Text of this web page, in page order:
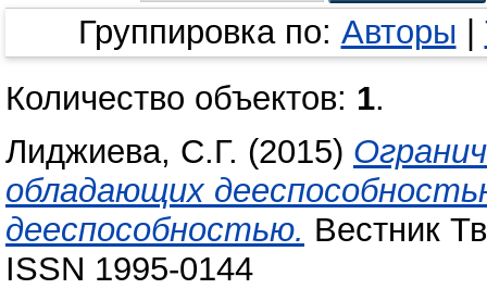
Группировка по: Авторы
Количество объектов: 1.
Лиджиева, С.Г. (2015)
обладающих
дееспособностью. Вестник
ISSN 1995-0144